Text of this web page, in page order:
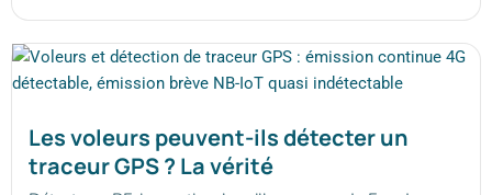
Les voleurs peuvent-ils détecter un
traceur GPS ? La vérité